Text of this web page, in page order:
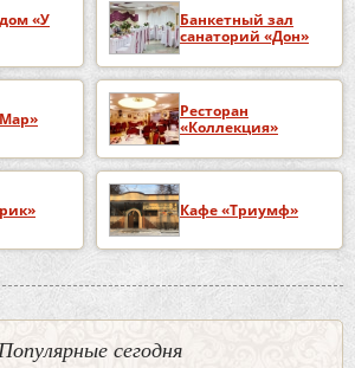
«У
Банкетный зал
санаторий «Дон»
Ресторан
«Коллекция»
Кафе «Триумф»
сегодня